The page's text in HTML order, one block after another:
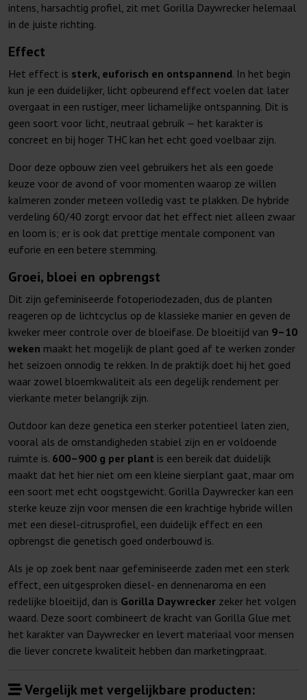
intens, harsachtig profiel, zit met Gorilla Daywrecker helemaal
in de juiste richting.
Effect
Het effect is sterk, euforisch en ontspannend. In het begin
kun je een duidelijker, licht opbeurend effect voelen dat later
overgaat in een rustiger, meer lichamelijke ontspanning. Dit is
geen soort voor licht, neutraal gebruik — het karakter is
concreet en bij hoger THC kan het echt goed voelbaar zijn.
Door deze opbouw zien veel gebruikers het als een goede
keuze voor de avond of voor momenten waarop ze willen
kalmeren zonder meteen volledig vast te plakken. De hybride
verdeling 60/40 zorgt ervoor dat het effect niet alleen zwaar
en loom is; er is ook dat prettige mentale component van
euforie en een betere stemming.
Groei, bloei en opbrengst
Dit zijn gefeminiseerde fotoperiodezaden, dus de planten
reageren op de lichtcyclus op de klassieke manier en geven de
kweker meer controle over de bloeifase. De bloeitijd van 9–10
weken maakt het mogelijk de plant goed af te werken zonder
het seizoen onnodig te rekken. In de praktijk doet hij het goed
waar zowel bloemkwaliteit als een degelijk rendement per
vierkante meter belangrijk zijn.
Outdoor kan deze genetica een sterker potentieel laten zien,
vooral als de omstandigheden stabiel zijn en er voldoende
ruimte is. 600–900 g per plant is een bereik dat duidelijk
maakt dat het hier niet om een kleine sierplant gaat, maar om
een soort met echt oogstgewicht. Gorilla Daywrecker kan een
sterke keuze zijn voor mensen die een krachtige hybride willen
met een diesel-citrusprofiel, een duidelijk effect en een
opbrengst die genetisch goed onderbouwd is.
Als je op zoek bent naar gefeminiseerde zaden met een sterk
effect, een uitgesproken diesel- en dennenaroma en een
redelijke bloeitijd, dan is Gorilla Daywrecker zeker het volgen
waard. Deze soort combineert de kracht van Gorilla Glue met
het karakter van Daywrecker en levert materiaal voor mensen
die liever concrete kwaliteit hebben dan marketingpraat.
Vergelijk met vergelijkbare producten: